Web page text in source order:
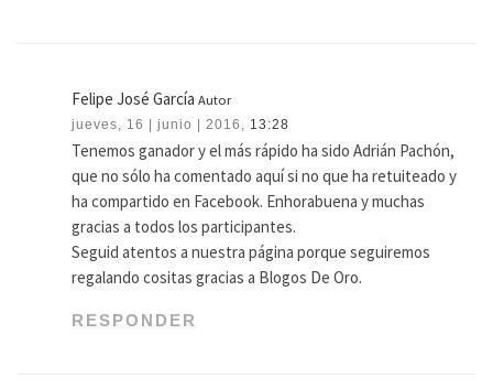
Felipe José GarcíaAutor
jueves, 16 | junio | 2016, 13:28
Tenemos ganador y el más rápido ha sido Adrián Pachón,
que no sólo ha comentado aquí si no que ha retuiteado y
ha compartido en Facebook. Enhorabuena y muchas
gracias a todos los participantes.
Seguid atentos a nuestra página porque seguiremos
regalando cositas gracias a Blogos De Oro.
RESPONDER